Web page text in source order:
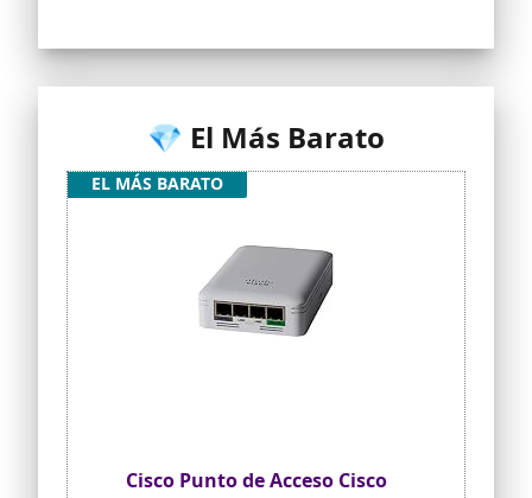
limitada de por vida y de software de 90
días
💎 El Más Barato
Cisco Punto de Acceso Cisco
EL MÁS BARATO